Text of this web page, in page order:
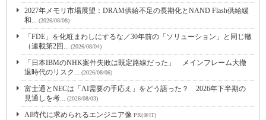
2027年メモリ市場展望：DRAM供給不足の長期化とNAND Flash供給緩
和... (2026/08/08)
「FDE」を化粧まわしにするな／30年前の「ソリューション」と同じ轍
（連載第2回... (2026/08/04)
「日本IBMのNHK案件失敗は既定路線だった」 メインフレーム大撤
退時代のリスク... (2026/08/06)
富士通とNECは「AI需要の手応え」をどう語った？ 2026年下半期の
見通しを考... (2026/08/03)
AI時代に求められるエンジニア像 PR(＠IT)